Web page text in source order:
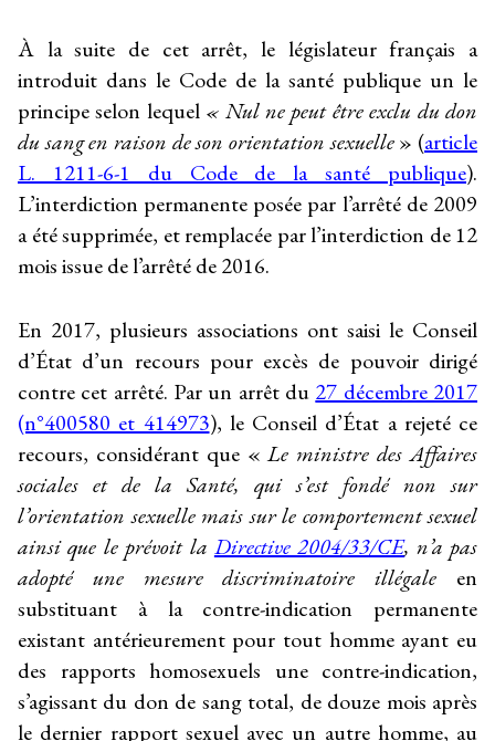
À la suite de cet arrêt, le législateur français a
introduit dans le Code de la santé publique un le
principe selon lequel « Nul ne peut être exclu du don
du sang en raison de son orientation sexuelle » (article
L. 1211-6-1 du Code de la santé publique).
L’interdiction permanente posée par l’arrêté de 2009
a été supprimée, et remplacée par l’interdiction de 12
mois issue de l’arrêté de 2016.
En 2017, plusieurs associations ont saisi le Conseil
d’État d’un recours pour excès de pouvoir dirigé
contre cet arrêté. Par un arrêt du 27 décembre 2017
(n°400580 et 414973), le Conseil d’État a rejeté ce
recours, considérant que «Le ministre des Affaires
sociales et de la Santé, qui s’est fondé non sur
l’orientation sexuelle mais sur le comportement sexuel
ainsi que le prévoit la Directive 2004/33/CE, n’a pas
adopté une mesure discriminatoire illégale en
substituant à la contre-indication permanente
existant antérieurement pour tout homme ayant eu
des rapports homosexuels une contre-indication,
s’agissant du don de sang total, de douze mois après
le dernier rapport sexuel avec un autre homme, au